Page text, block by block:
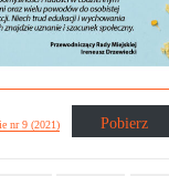
nr 9 (2021) Pobierz